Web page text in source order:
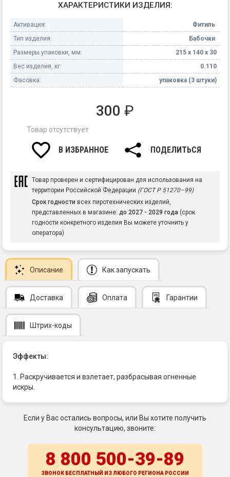
ХАРАКТЕРИСТИКИ ИЗДЕЛИЯ:
Активация:
Фитиль
Тип изделия:
Бабочки
Размеры упаковки, мм:
215 х 140 х 30
Вес изделия, кг:
0.110
Фасовка:
упаковка (3 штуки)
300 ₽
Товар отсутствует
В ИЗБРАННОЕ ПОДЕЛИТЬСЯ
Товар проверен и сертифицирован для использования на
территории Российской Федерации (ГОСТ Р 51270–99)
Срок годности всех пиротехнических изделий,
представленных в магазине: до 2027 - 2029 года (срок
годности конкретного изделия Вы можете уточнить у
оператора)
Описание Как запускать
Доставка Оплата Гарантии
Штрих-коды
Эффекты:
1. Раскручивается и взлетает, разбрасывая огненные
искры.
Если у Вас остались вопросы, или Вы хотите получить
консультацию, звоните:
8 800 500-39-89
ЗВОНОК БЕСПЛАТНЫЙ ИЗ ЛЮБОГО РЕГИОНА РОССИИ